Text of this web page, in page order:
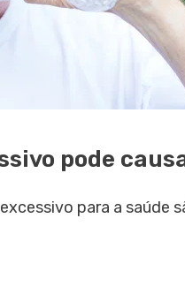
pode
para a saúde